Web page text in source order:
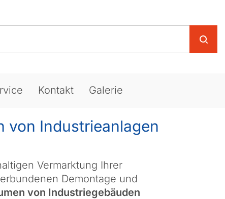
Kontakt Galerie
von Industrieanlagen
Vermarktung Ihrer
Demontage und
von Industriegebäuden